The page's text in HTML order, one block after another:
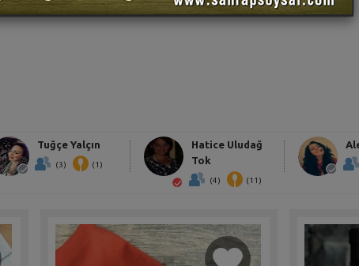
Tuğçe Yalçın
(3) (1)
Hatice Uludağ
Tok
(4) (11)